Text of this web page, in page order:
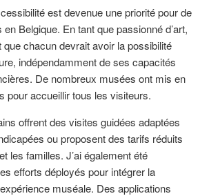
est devenue une priorité pour de
Belgique. En tant que passionné d’art,
chacun devrait avoir la possibilité
indépendamment de ses capacités
De nombreux musées ont mis en
pour accueillir tous les visiteurs.
offrent des visites guidées adaptées
ou proposent des tarifs réduits
les familles. J’ai également été
efforts déployés pour intégrer la
muséale. Des applications